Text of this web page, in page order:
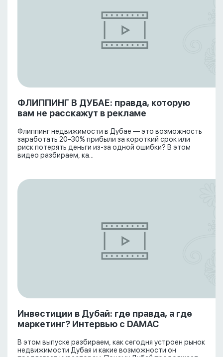
ФЛИППИНГ В ДУБАЕ: правда, которую
вам не расскажут в рекламе
Флиппинг недвижимости в Дубае — это возможность
заработать 20–30% прибыли за короткий срок или
риск потерять деньги из-за одной ошибки? В этом
видео разбираем, ка...
Инвестиции в Дубай: где правда, а где
маркетинг? Интервью с DAMAC
В этом выпуске разбираем, как сегодня устроен рынок
недвижимости Дубая и какие возможности он